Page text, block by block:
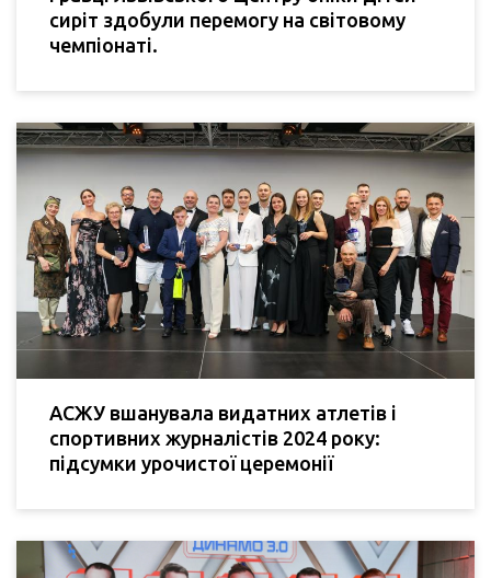
сиріт здобули перемогу на світовому
чемпіонаті.
АСЖУ вшанувала видатних атлетів і
спортивних журналістів 2024 року:
підсумки урочистої церемонії